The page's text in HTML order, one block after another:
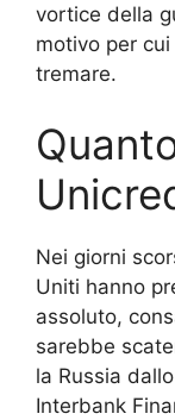
vortice della
motivo per
tremare.
Nei giorni
Uniti hanno
assoluto,
sarebbe
la Russia dallo
Interbank